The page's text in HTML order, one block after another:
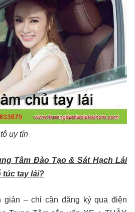
uy tín
Tâm Đào Tạo & Sát Hạch Lái
túc tay lái?
– chỉ cần đăng ký qua điện